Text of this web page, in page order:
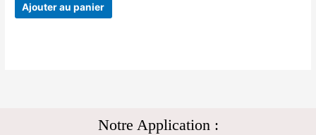
Ajouter au panier
Notre Application :